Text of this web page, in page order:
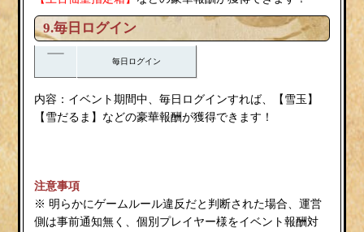
9.毎日ログイン
毎日ログイン
内容： イベント期間中、毎日ログインすれば、【 雪玉 】
【 雪だるま 】などの豪華報酬が獲得できます！
注意事項
※ 明らかにゲームルール違反だと判断された場合、運営
側は事前通知無く、個別プレイヤー様をイベント報酬対